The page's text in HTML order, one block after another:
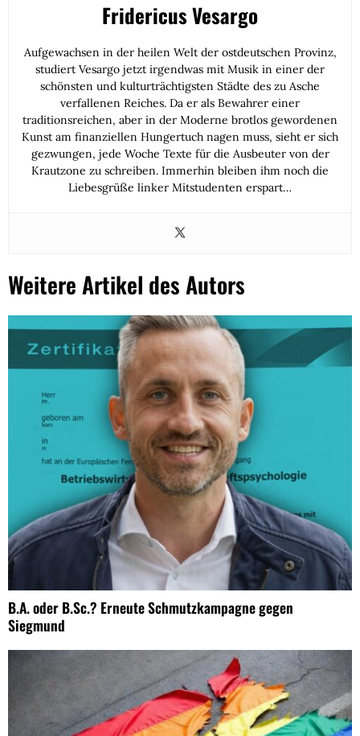
Fridericus Vesargo
Aufgewachsen in der heilen Welt der ostdeutschen Provinz,
studiert Vesargo jetzt irgendwas mit Musik in einer der
schönsten und kulturträchtigsten Städte des zu Asche
verfallenen Reiches. Da er als Bewahrer einer
traditionsreichen, aber in der Moderne brotlos gewordenen
Kunst am finanziellen Hungertuch nagen muss, sieht er sich
gezwungen, jede Woche Texte für die Ausbeuter von der
Krautzone zu schreiben. Immerhin bleiben ihm noch die
Liebesgrüße linker Mitstudenten erspart…
Weitere Artikel des Autors
B.A. oder B.Sc.? Erneute Schmutzkampagne gegen
Siegmund